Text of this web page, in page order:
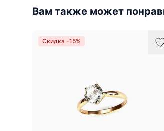
Вам также может
Скидка -15%